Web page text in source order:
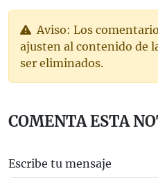
Aviso: Los
ajusten al contenido de
ser eliminados.
COMENTA ESTA
Escribe tu mensaje